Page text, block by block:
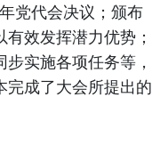
党代会决议；颁布
效发挥潜力优势；
实施各项任务等，
完成了大会所提出的